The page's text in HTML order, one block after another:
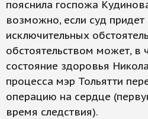
пояснила госпожа
возможно, если суд
исключительных
обстоятельством может, в
состояние здоровья
процесса мэр Тольятти
операцию на сердце
время следствия).